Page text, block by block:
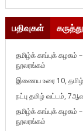
பதிவுகள்
தமிழ்க் காப்புக்
நூலரங்கம்
இணைய உரை 10,
நட்பு தமிழ் வட்டம்,
தமிழ்க் காப்புக்
நூலரங்கம்